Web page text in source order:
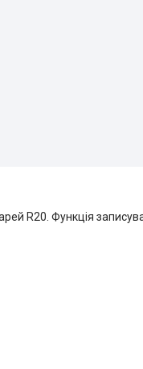
R20. Функція